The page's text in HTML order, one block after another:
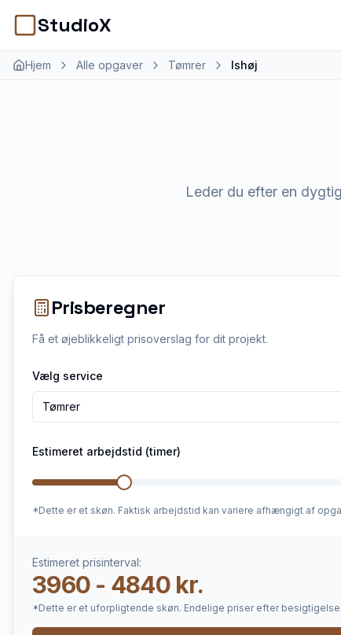
StudioX
Hjem Alle opgaver Tømrer Ishøj
Leder du efter en
Prisberegner
Få et øjeblikkeligt prisoverslag for dit projekt.
Vælg service
Tømrer
Estimeret arbejdstid (timer)
*Dette er et skøn. Faktisk arbejdstid kan variere afhængigt af
Estimeret prisinterval:
3960 - 4840 kr.
*Dette er et uforpligtende skøn. Endelige priser efter besigtigelse.